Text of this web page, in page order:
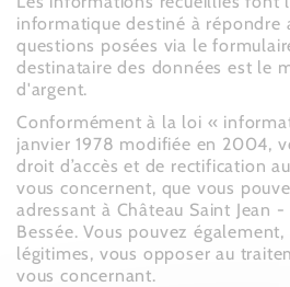
informatique destiné à répondre
questions posées via le
destinataire des données est le
d'argent.
Conformément à la loi «
janvier 1978 modifiée en 2004,
droit d’accès et de rectification
vous concernent, que vous
adressant à Château Saint Jean
Bessée.Vous pouvez
légitimes, vous opposer au
vous concernant.